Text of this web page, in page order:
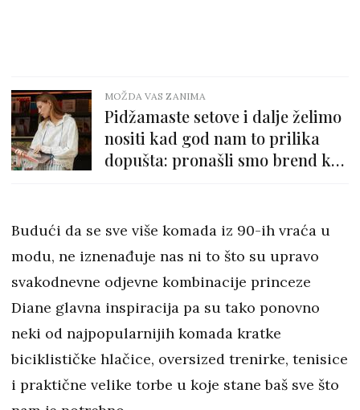
MOŽDA VAS ZANIMA
Pidžamaste setove i dalje želimo
nositi kad god nam to prilika
dopušta: pronašli smo brend koji
Budući da se sve više komada iz 90-ih vraća u
modu, ne iznenađuje nas ni to što su upravo
svakodnevne odjevne kombinacije princeze
Diane glavna inspiracija pa su tako ponovno
neki od najpopularnijih komada kratke
biciklističke hlačice, oversized trenirke, tenisice
i praktične velike torbe u koje stane baš sve što